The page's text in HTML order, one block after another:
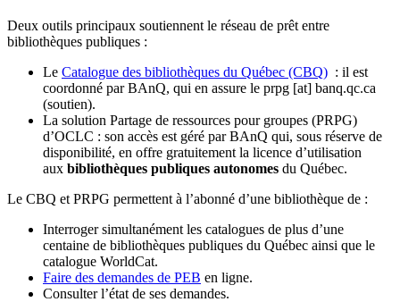
Deux outils principaux soutiennent le réseau de prêt entre
bibliothèques publiques :
Le Catalogue des bibliothèques du Québec (CBQ) : il est
coordonné par BAnQ, qui en assure le prpg [at] banq.qc.ca
(soutien).
La solution Partage de ressources pour groupes (PRPG)
d’OCLC : son accès est géré par BAnQ qui, sous réserve de
disponibilité, en offre gratuitement la licence d’utilisation
aux bibliothèques publiques autonomes du Québec.
Le CBQ et PRPG permettent à l’abonné d’une bibliothèque de :
Interroger simultanément les catalogues de plus d’une
centaine de bibliothèques publiques du Québec ainsi que le
catalogue WorldCat.
Faire des demandes de PEB en ligne.
Consulter l’état de ses demandes.